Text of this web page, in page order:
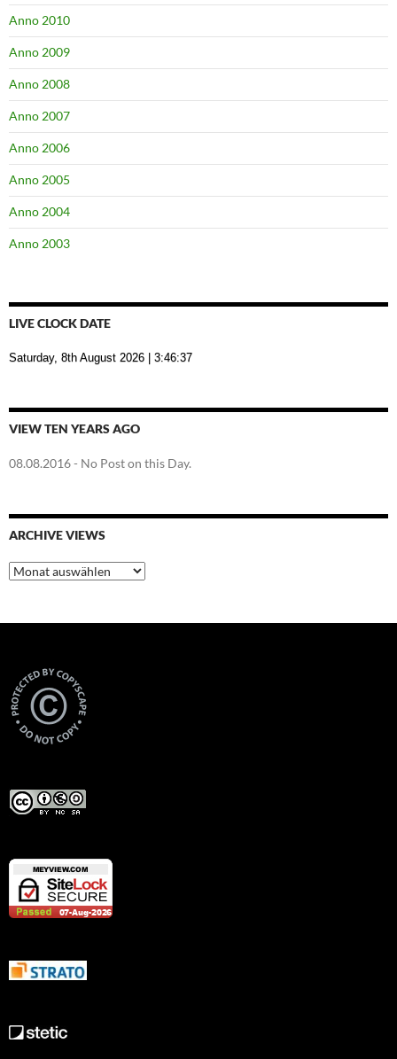
Anno 2010
Anno 2009
Anno 2008
Anno 2007
Anno 2006
Anno 2005
Anno 2004
Anno 2003
LIVE CLOCK DATE
Saturday, 8th August 2026 | 3:46:38
VIEW TEN YEARS AGO
08.08.2016- No Post on this Day.
ARCHIVE VIEWS
Archive
Views